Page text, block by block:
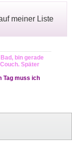
meiner Liste
bin gerade
Später
Tag muss ich